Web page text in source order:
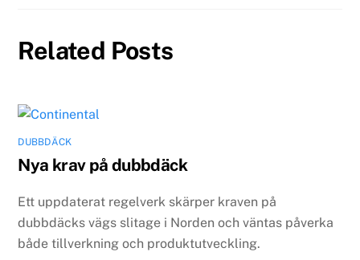
Related Posts
DUBBDÄCK
Nya krav på dubbdäck
Ett uppdaterat regelverk skärper kraven på
dubbdäcks vägs slitage i Norden och väntas påverka
både tillverkning och produktutveckling.